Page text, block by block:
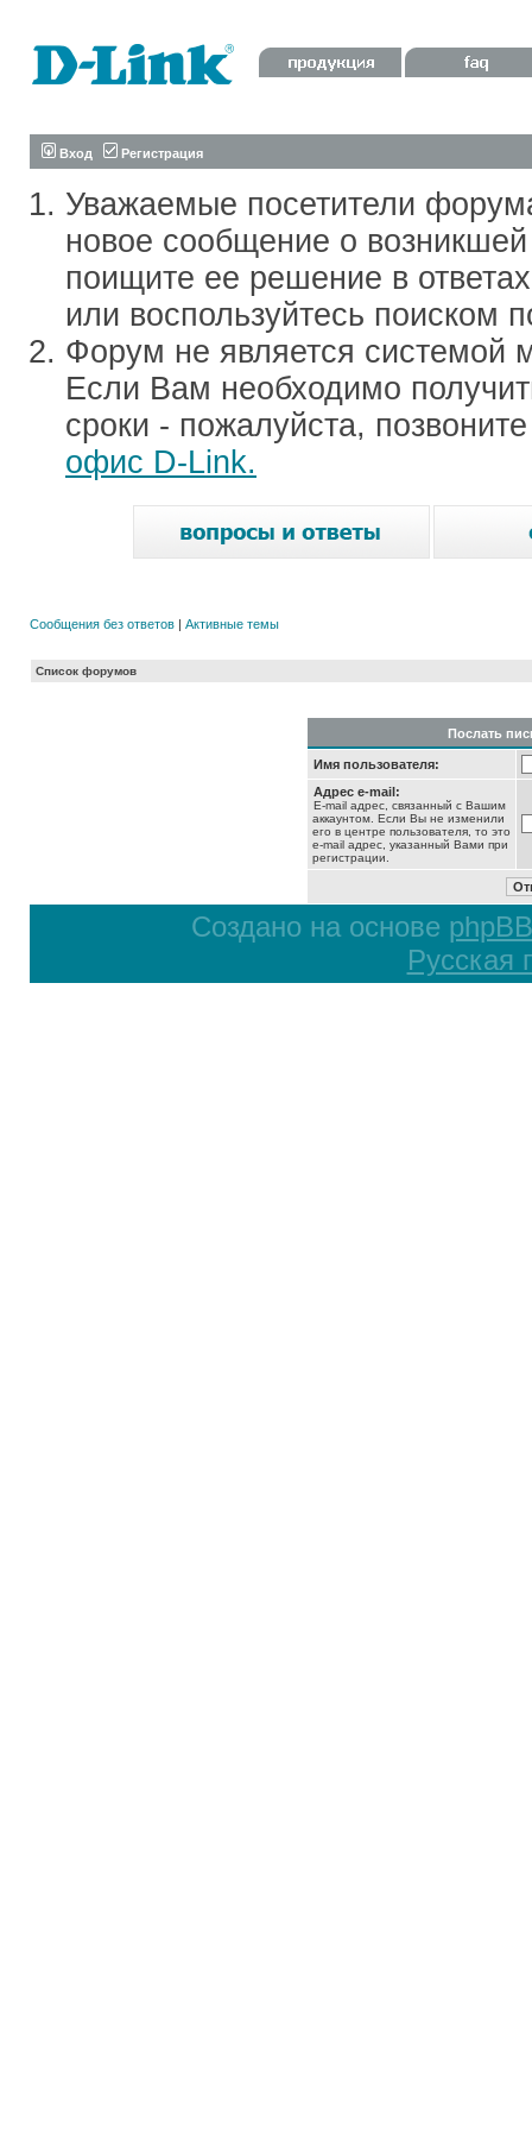
Вход Регистрация
Уважаемые посетители
новое сообщение о
поищите ее решение в
или воспользуйтесь поиском
Форум не является системой
Если Вам необходимо
сроки - пожалуйста,
офис D-Link.
Сообщения без ответов | Активные темы
Список форумов
Послать
Имя пользователя:
Адрес e-mail:
E-mail адрес, связанный с Вашим
аккаунтом. Если Вы не изменили
его в центре пользователя, то это
e-mail адрес, указанный Вами при
регистрации.
Создано на основе phpBB
Русская